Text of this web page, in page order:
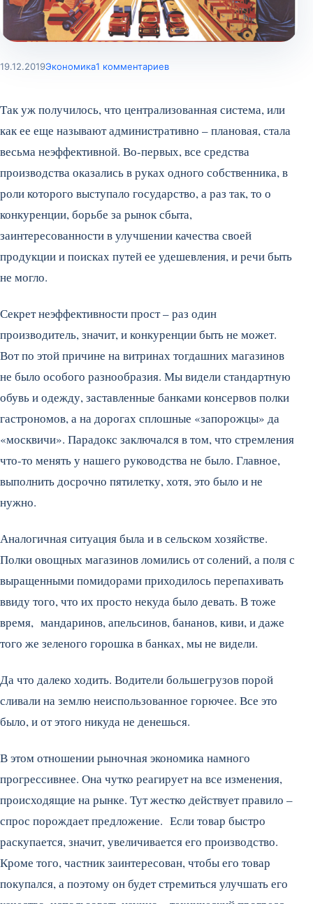
19.12.2019Экономика1 комментариев
Так уж получилось, что централизованная система, или
как ее еще называют административно – плановая, стала
весьма неэффективной. Во-первых, все средства
производства оказались в руках одного собственника, в
роли которого выступало государство, а раз так, то о
конкуренции, борьбе за рынок сбыта,
заинтересованности в улучшении качества своей
продукции и поисках путей ее удешевления, и речи быть
не могло.
Секрет неэффективности прост – раз один
производитель, значит, и конкуренции быть не может.
Вот по этой причине на витринах тогдашних магазинов
не было особого разнообразия. Мы видели стандартную
обувь и одежду, заставленные банками консервов полки
гастрономов, а на дорогах сплошные «запорожцы» да
«москвичи». Парадокс заключался в том, что стремления
что-то менять у нашего руководства не было. Главное,
выполнить досрочно пятилетку, хотя, это было и не
нужно.
Аналогичная ситуация была и в сельском хозяйстве.
Полки овощных магазинов ломились от солений, а поля с
выращенными помидорами приходилось перепахивать
ввиду того, что их просто некуда было девать. В тоже
время, мандаринов, апельсинов, бананов, киви, и даже
того же зеленого горошка в банках, мы не видели.
Да что далеко ходить. Водители большегрузов порой
сливали на землю неиспользованное горючее. Все это
было, и от этого никуда не денешься.
В этом отношении рыночная экономика намного
прогрессивнее. Она чутко реагирует на все изменения,
происходящие на рынке. Тут жестко действует правило –
спрос порождает предложение. Если товар быстро
раскупается, значит, увеличивается его производство.
Кроме того, частник заинтересован, чтобы его товар
покупался, а поэтому он будет стремиться улучшать его